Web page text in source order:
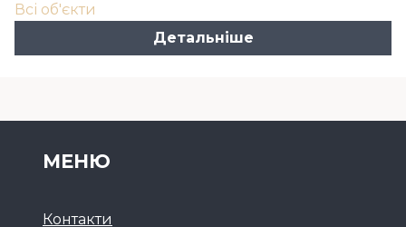
Всі об'єкти
Детальніше
МЕНЮ
Контакти